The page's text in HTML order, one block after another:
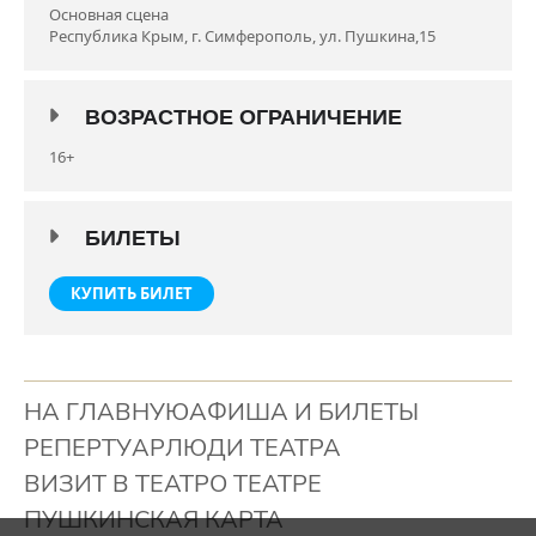
Андрей Пензин, Арсен Джемилев, Любовь Климкина,
Радмила Фадеева, Татьяна Левицкая, Павел Гладких,
Продолжительность: 2:10
Основная сцена
Республика Крым, г. Симферополь, ул. Пушкина,15
ВОЗРАСТНОЕ ОГРАНИЧЕНИЕ
16+
БИЛЕТЫ
КУПИТЬ БИЛЕТ
НА ГЛАВНУЮАФИША И БИЛЕТЫ
РЕПЕРТУАРЛЮДИ ТЕАТРА
ВИЗИТ В ТЕАТРО ТЕАТРЕ
ПУШКИНСКАЯ КАРТА